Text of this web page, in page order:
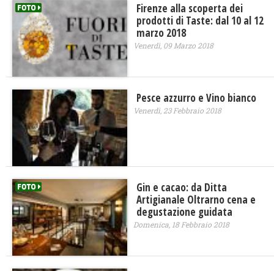
Firenze alla scoperta dei
prodotti di Taste: dal 10 al 12
marzo 2018
Venerdì, 09 Marzo 2018
Pesce azzurro e Vino bianco
Venerdì, 23 Febbraio 2018
Gin e cacao: da Ditta
Artigianale Oltrarno cena e
degustazione guidata
Domenica, 18 Febbraio 2018